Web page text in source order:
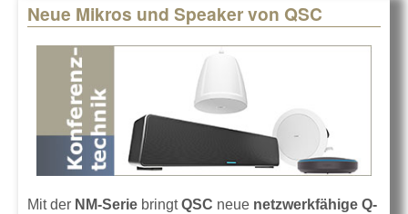
Neue Mikros und Speaker von QSC
Mit der NM-Serie bringtQSC neue netzwerkfähige Q-